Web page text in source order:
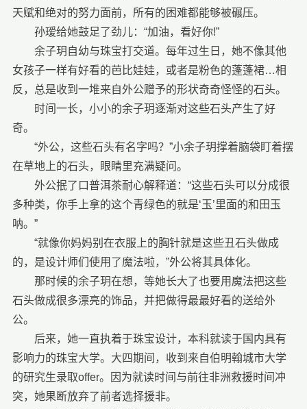
天赋和绝对的努力面前，所有的困难都能够被碾压。
孙瑷给她鼓足了劲儿：“加油，看好你!”
余子玥自幼与珠宝打交道。每年过生日，她不像其他
女孩子一样有好看的芭比娃娃，或者是粉色的蓬蓬裙…相
反，总是收到一堆来自外公赠予的形状奇奇怪怪的石头。
时间一长，小小的余子玥逐渐对这些石头产生了好
奇。
“外公，这些石头有名字吗？”小余子玥撑着脑袋盯着摆
在草地上的石头，眼睛里充满疑问。
外公抿了口普洱茶耐心解释道：“这些石头可以分成很
多种类，你手上拿的这个青绿色的就是‘玉’里面的和田玉
呐。”
“就像你妈妈别在衣服上的胸针就是这些丑石头做成
的，是设计师们使用了魔法啦，”外公将其具体化。
那时候的余子玥在想，等她长大了也要用魔法把这些
石头做成很多漂亮的饰品，并把做得最最好看的送给外
公。
后来，她一直执着于珠宝设计，本科就读于国内具有
影响力的珠宝大学。大四期间，收到来自伯明翰城市大学
的研究生录取offer。因为就读时间与前往非洲救援时间冲
突，她果断放弃了前者选择援非。